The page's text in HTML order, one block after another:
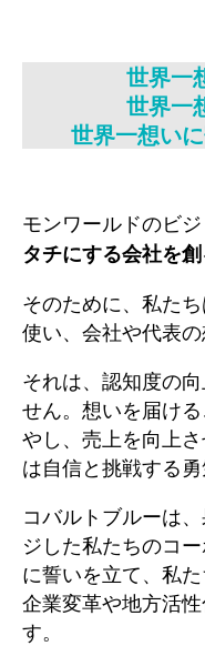
世界一
世界一
世界一想い
モンワールドのビ
タチにする会社を
そのために、私た
使い、会社や代表の
それは、認知度の
せん。想いを届け
やし、売上を向上
は自信と挑戦する勇
コバルトブルーは
ジした私たちのコ
に誓いを立て、私
企業変革や地方活
す。